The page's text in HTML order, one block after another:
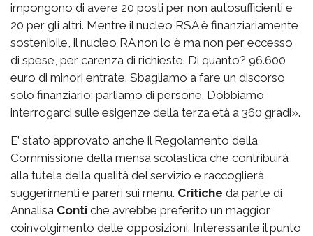
impongono di avere 20 posti per non autosufficienti e
20 per gli altri. Mentre il nucleo RSA è finanziariamente
sostenibile, il nucleo RA non lo è ma non per eccesso
di spese, per carenza di richieste. Di quanto? 96.600
euro di minori entrate. Sbagliamo a fare un discorso
solo finanziario; parliamo di persone. Dobbiamo
interrogarci sulle esigenze della terza età a 360 gradi».
E’ stato approvato anche il Regolamento della
Commissione della mensa scolastica che contribuirà
alla tutela della qualità del servizio e raccoglierà
suggerimenti e pareri sui menu. Critiche da parte di
Annalisa Conti che avrebbe preferito un maggior
coinvolgimento delle opposizioni. Interessante il punto